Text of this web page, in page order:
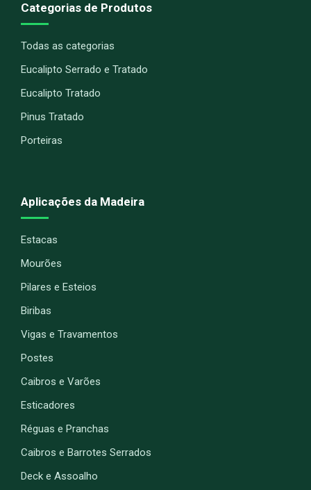
Categorias de Produtos
Todas as categorias
Eucalipto Serrado e Tratado
Eucalipto Tratado
Pinus Tratado
Porteiras
Aplicações da Madeira
Estacas
Mourões
Pilares e Esteios
Biribas
Vigas e Travamentos
Postes
Caibros e Varões
Esticadores
Réguas e Pranchas
Caibros e Barrotes Serrados
Deck e Assoalho